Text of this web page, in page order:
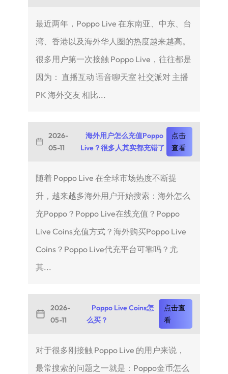
最近两年，Poppo Live 在东南亚、中东、台
湾、香港以及海外华人圈的热度越来越高。
很多用户第一次接触 Poppo Live，往往都是
因为： 直播互动 语音聊天室 社交派对 主播
PK 海外交友 相比...
2026-
05-11
海外用户怎么充值Poppo
Live？很多人其实都充错了
点击
查看
随着 Poppo Live 在全球市场热度不断提
升，越来越多海外用户开始搜索：海外怎么
充Poppo？Poppo Live在线充值？Poppo
Live Coins充值方式？海外购买Poppo Live
Coins？Poppo Live代充平台可靠吗？尤
其...
2026-
05-11
Poppo Live Coins怎
么买？
点击查
看
对于很多刚接触 Poppo Live 的用户来说，
最常搜索的问题之一就是：Poppo金币怎么